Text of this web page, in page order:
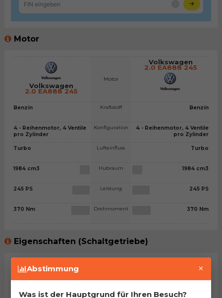
Motor
Volkswagen
2.0 EA888 245
Benzin
4 - Reihenmotor, 4 Ventile
pro Zylinder
Turbo
1984 cm3
245 PS
370 Nm
Motor
Kraftstoff
Konfiguration
Lufteinfluss
Hubraum
Leistung
Drehmoment
Volkswagen
2.0 EA888 245
Benzin
4 - Reihenmotor, 4 Ventile
pro Zylinder
Turbo
1984 cm3
245 PS
370 Nm
Eigenschaften (Schaltgetriebe)
Abstimmung ×
Was ist der Hauptgrund für Ihren Besuch?